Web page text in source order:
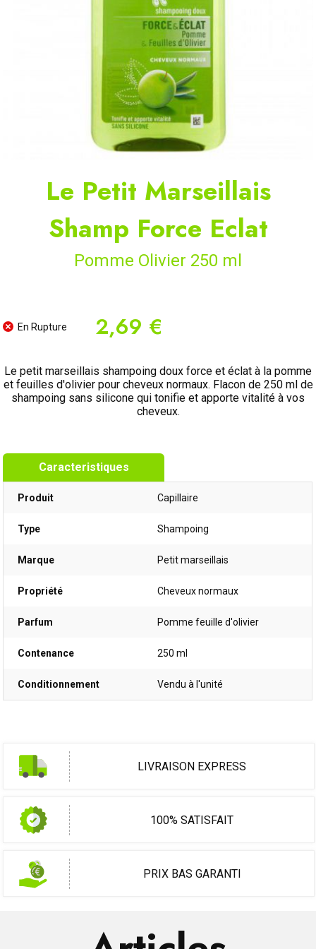
Le Petit Marseillais
Shamp Force Eclat
Pomme Olivier 250 ml
En Rupture 2,69 €
Le petit marseillais shampoing doux force et éclat à la pomme
et feuilles d'olivier pour cheveux normaux. Flacon de 250 ml de
shampoing sans silicone qui tonifie et apporte vitalité à vos
cheveux.
Caracteristiques
Produit Capillaire
Type Shampoing
Marque Petit marseillais
Propriété Cheveux normaux
Parfum Pomme feuille d'olivier
Contenance 250 ml
Conditionnement Vendu à l'unité
LIVRAISON EXPRESS
100% SATISFAIT
PRIX BAS GARANTI